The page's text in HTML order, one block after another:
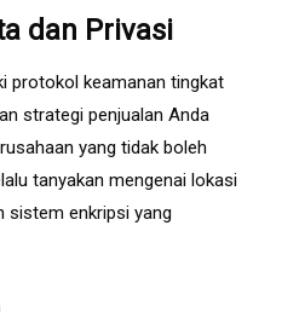
dan Privasi
protokol keamanan tingkat
strategi penjualan Anda
yang tidak boleh
tanyakan mengenai lokasi
sistem enkripsi yang